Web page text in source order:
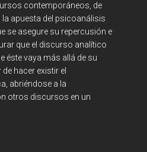
contemporáneos, de
apuesta del psicoanálisis
se asegure su repercusión e
que el discurso analítico
éste vaya más allá de su
hacer existir el
abriéndose a la
otros discursos en un